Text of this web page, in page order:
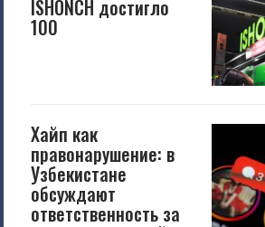
ISHONCH достигло
100
Хайп как
правонарушение: в
Узбекистане
обсуждают
ответственность за